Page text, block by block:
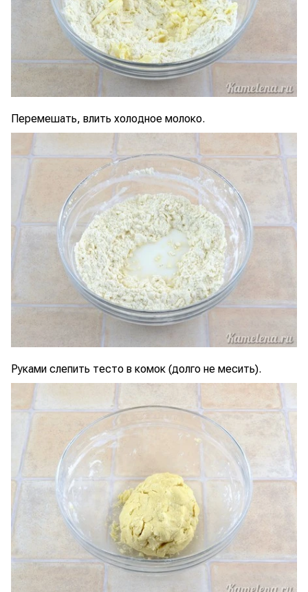
Перемешать, влить холодное молоко.
Руками слепить тесто в комок (долго не месить).